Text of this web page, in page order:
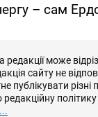
– сам
редакції може
сайту не
публікувати різні